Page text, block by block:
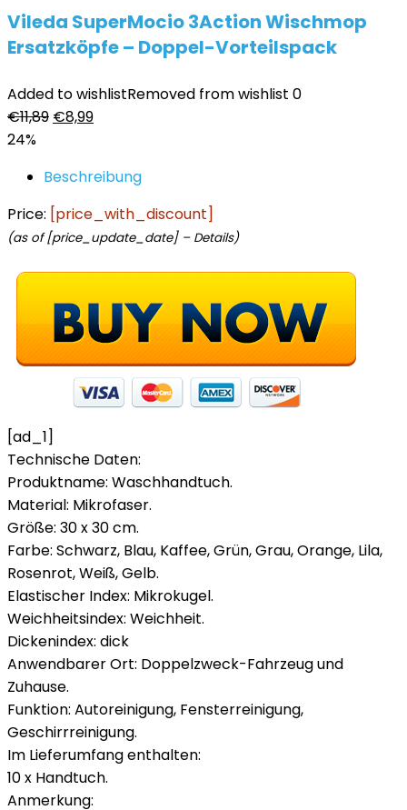
Vileda SuperMocio 3Action Wischmop
Ersatzköpfe – Doppel-Vorteilspack
Added to wishlistRemoved from wishlist 0
€11,89 Ursprünglicher
€11,89
€8,99Aktueller
€8,99.
24%
Beschreibung
Price: [price_with_discount]
(as of [price_update_date] – Details)
[ad_1]
Technische Daten:
Produktname: Waschhandtuch.
Material: Mikrofaser.
Größe: 30 x 30 cm.
Farbe: Schwarz, Blau, Kaffee, Grün, Grau, Orange, Lila,
Rosenrot, Weiß, Gelb.
Elastischer Index: Mikrokugel.
Weichheitsindex: Weichheit.
Dickenindex: dick
Anwendbarer Ort: Doppelzweck-Fahrzeug und
Zuhause.
Funktion: Autoreinigung, Fensterreinigung,
Geschirrreinigung.
Im Lieferumfang enthalten:
10 x Handtuch.
Anmerkung: